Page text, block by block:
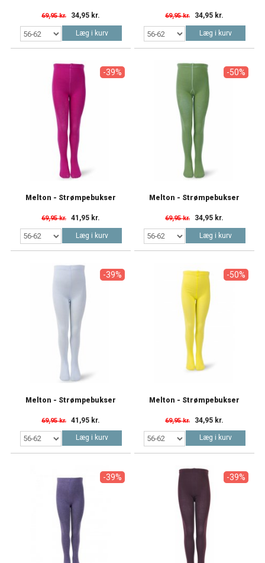
69,95 kr. 34,95 kr.
Læg i kurv
69,95 kr. 34,95 kr.
Læg i kurv
-39%
Melton - Strømpebukser
69,95 kr. 41,95 kr.
Læg i kurv
-50%
Melton - Strømpebukser
69,95 kr. 34,95 kr.
Læg i kurv
-39%
Melton - Strømpebukser
69,95 kr. 41,95 kr.
Læg i kurv
-50%
Melton - Strømpebukser
69,95 kr. 34,95 kr.
Læg i kurv
-39% -39%